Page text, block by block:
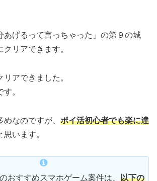
あげるって言っちゃった」の第９の城
リアできます。
アできました。
。
なのですが、 ポイ活初心者でも楽に達
思います。
おすすめスマホゲーム案件は、 以下の